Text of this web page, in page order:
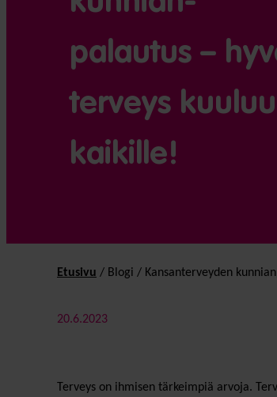
palautus –
terveys kuuluu
kaikille!
Etusivu / Blogi / Kansan­terveyden
20.6.2023
Terveys on ihmisen tärkeimpiä arvoja.